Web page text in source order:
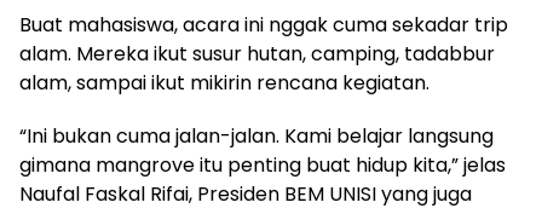
Buat mahasiswa, acara ini nggak cuma sekadar trip
alam. Mereka ikut susur hutan, camping, tadabbur
alam, sampai ikut mikirin rencana kegiatan.
“Ini bukan cuma jalan-jalan. Kami belajar langsung
gimana mangrove itu penting buat hidup kita,” jelas
Naufal Faskal Rifai, Presiden BEM UNISI yang juga